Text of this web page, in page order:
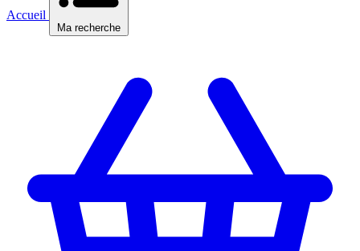
Accueil
Ma recherche